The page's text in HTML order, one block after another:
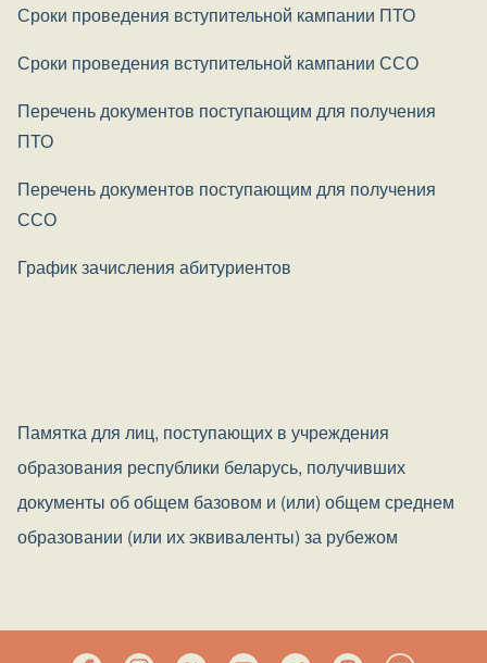
Сроки проведения вступительной кампании ПТО
Сроки проведения вступительной кампании ССО
Перечень документов поступающим для получения
ПТО
Перечень документов поступающим для получения
ССО
График зачисления абитуриентов
Памятка для лиц, поступающих в учреждения
образования республики беларусь, получивших
документы об общем базовом и (или) общем среднем
образовании (или их эквиваленты) за рубежом